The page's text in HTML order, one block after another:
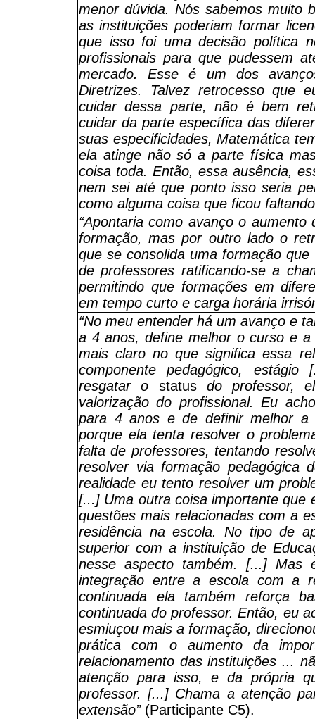
menor dúvida. Nós sabemos muito
as instituições poderiam formar
que isso foi uma decisão política
profissionais para que pudessem
mercado. Esse é um dos
Diretrizes. Talvez retrocesso que
cuidar dessa parte, não é bem
cuidar da parte específica das
suas especificidades, Matemática
ela atinge não só a parte física
coisa toda. Então, essa ausência,
nem sei até que ponto isso seria
como alguma coisa que ficou
“Apontaria como avanço o
formação, mas por outro lado o
que se consolida uma formação que
de professores ratificando-se a
permitindo que formações em
em tempo curto e carga horária
“No meu entender há um avanço e
a 4 anos, define melhor o curso e
mais claro no que significa essa
componente pedagógico,
resgatar o status do professor,
valorização do profissional. Eu
para 4 anos e de definir melhor a
porque ela tenta resolver o
falta de professores, tentando
resolver via formação pedagógica
realidade eu tento resolver um
[...] Uma outra coisa importante que
questões mais relacionadas com a
residência na escola. No tipo de
superior com a instituição de
nesse aspecto também. [...] Mas
integração entre a escola com a
continuada ela também reforça
continuada do professor. Então, eu
esmiuçou mais a formação,
prática com o aumento da
relacionamento das instituições ...
atenção para isso, e da própria
professor. [...] Chama a atenção
extensão”(Participante C5).